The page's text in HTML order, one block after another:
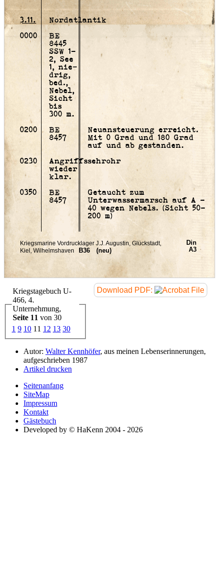
3.11.
Nordatlantik
0000
BE
8445
SSW 1-
2, See
1, nie­
drig,
bed.,
Nebel,
Sicht
bis
300 m.
0200
BE
8457
Neuansteuerung erreicht.
Mit 0 Grad und 180 Grad
auf und ab gestanden.
0230
Angriffssehrohr
wieder
klar.
0350
BE
8457
Getaucht zum
Unterwassermarsch auf A -
40 wegen Nebels. (Sicht 50-
200 m)
Download PDF:
Kriegstagebuch U-
466, 4.
Unternehmung,
Seite 11 von 30
1 9 10 11 12 13 30
Autor: Walter Kennhöfer, aus meinen Lebenserinnerungen,
aufgeschrieben 1987
Artikel drucken
Seitenanfang
SiteMap
Impressum
Kontakt
Gästebuch
Developed by © HaKenn 2004 - 2026